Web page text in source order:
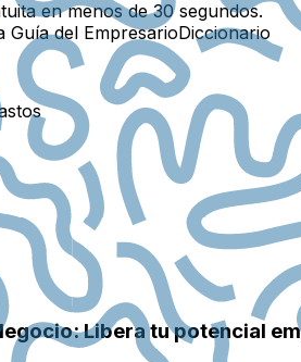
en menos de 30 segundos.
Guía del EmpresarioDiccionario
Libera tu potencial